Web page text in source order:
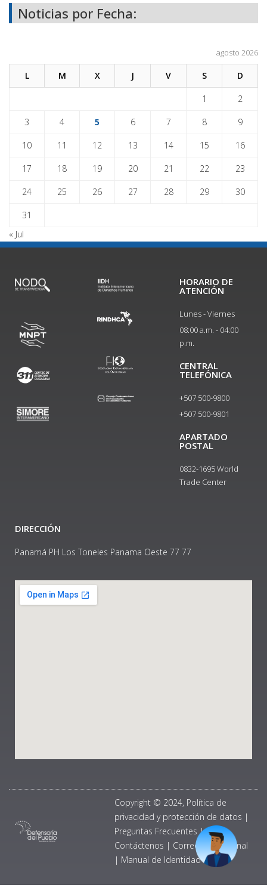
Noticias por Fecha:
agosto 2026
L M X J V S D
1 2
3 4 5 6 7 8 9
10 11 12 13 14 15 16
17 18 19 20 21 22 23
24 25 26 27 28 29 30
31
« Jul
HORARIO DE
ATENCIÓN
Lunes - Viernes
08:00 a.m. - 04:00
p.m.
CENTRAL
TELEFÓNICA
+507 500-9800
+507 500-9801​
APARTADO
POSTAL
0832-1695 World
Trade Center
DIRECCIÓN
Panamá PH Los Toneles Panama Oeste 77 77
Copyright © 2024, Política de
privacidad y protección de datos |
Preguntas Frecuentes |
Contáctenos | Correo Institucional
| Manual de Identidad Visual